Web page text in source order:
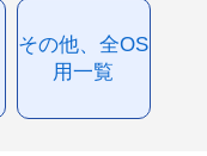
その他、全OS
用一覧